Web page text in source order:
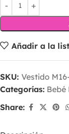
Añadir a la
SKU: Vestido
Categorías: Bebé
Share: